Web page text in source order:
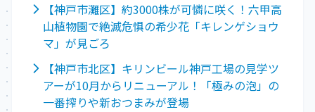
【神戸市灘区】約3000株が可憐に咲く！六甲高
山植物園で絶滅危惧の希少花「キレンゲショウ
マ」が見ごろ
【神戸市北区】キリンビール神戸工場の見学ツ
アーが10月からリニューアル！「極みの泡」の
一番搾りや新おつまみが登場